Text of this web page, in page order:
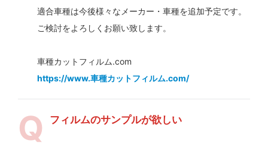
適合車種は今後様々なメーカー・車種を追加予定です。
ご検討をよろしくお願い致します。
車種カットフィルム.com
https://www.車種カットフィルム.com/
フィルムのサンプルが欲しい